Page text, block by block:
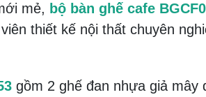
mẻ, bộ bàn ghế cafe
thiết kế nội thất chuyên
gồm 2 ghế đan nhựa giả mây